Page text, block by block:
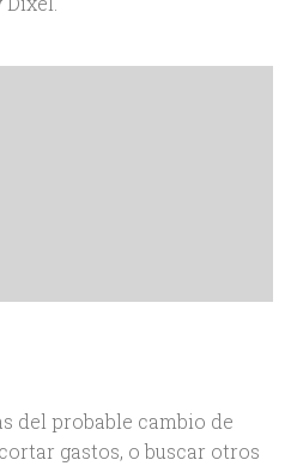
del probable cambio de
gastos, o buscar otros